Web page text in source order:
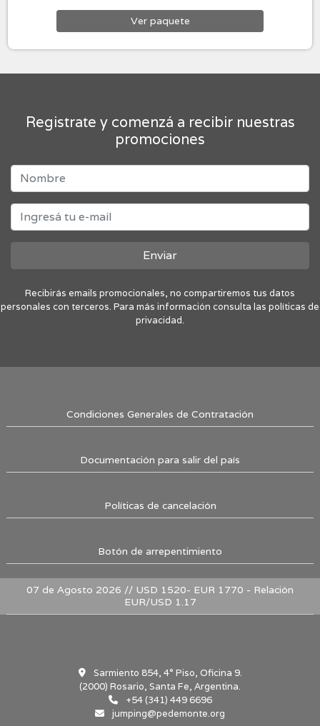
Ver paquete
Registrate y comenzá a recibir nuestras
promociones
Enviar
Recibirás emails promocionales, no compartiremos tus datos
personales con terceros. Para más información consulta las políticas de
privacidad.
Condiciones Generales de Contratación
Documentación para salir del país
Políticas de cancelación
Botón de arrepentimiento
07 de Agosto 2026 // USD 1520- EUR 1770 - Relación
EUR/USD 1.17
Sarmiento 854, 4° Piso, Oficina 9.
(2000) Rosario, Santa Fe, Argentina.
+54 (341) 449 6696
jumping@pedemonte.org